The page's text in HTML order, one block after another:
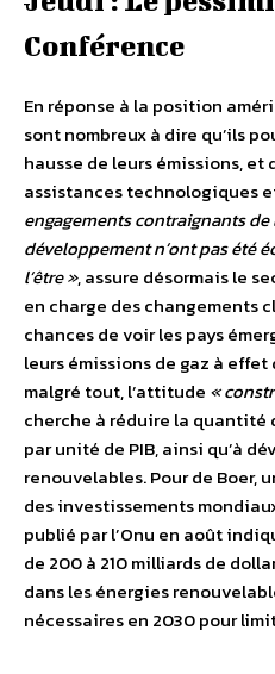
Conférence
En réponse à la position
sont nombreux à dire qu’ils
hausse de leurs émissions,
assistances technologiques
engagements contraignants de
développement n’ont pas été
l’être », assure désormais le
en charge des changements
chances de voir les pays
leurs émissions de gaz à effet
malgré tout, l’attitude «
cherche à réduire la quantité
par unité de PIB, ainsi qu’à
renouvelables. Pour de Boer,
des investissements
publié par l’Onu en août
de 200 à 210 milliards de
dans les énergies
nécessaires en 2030 pour